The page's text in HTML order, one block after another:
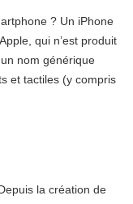
? Un iPhone
qui n’est produit
nom générique
et tactiles (y compris
la création de